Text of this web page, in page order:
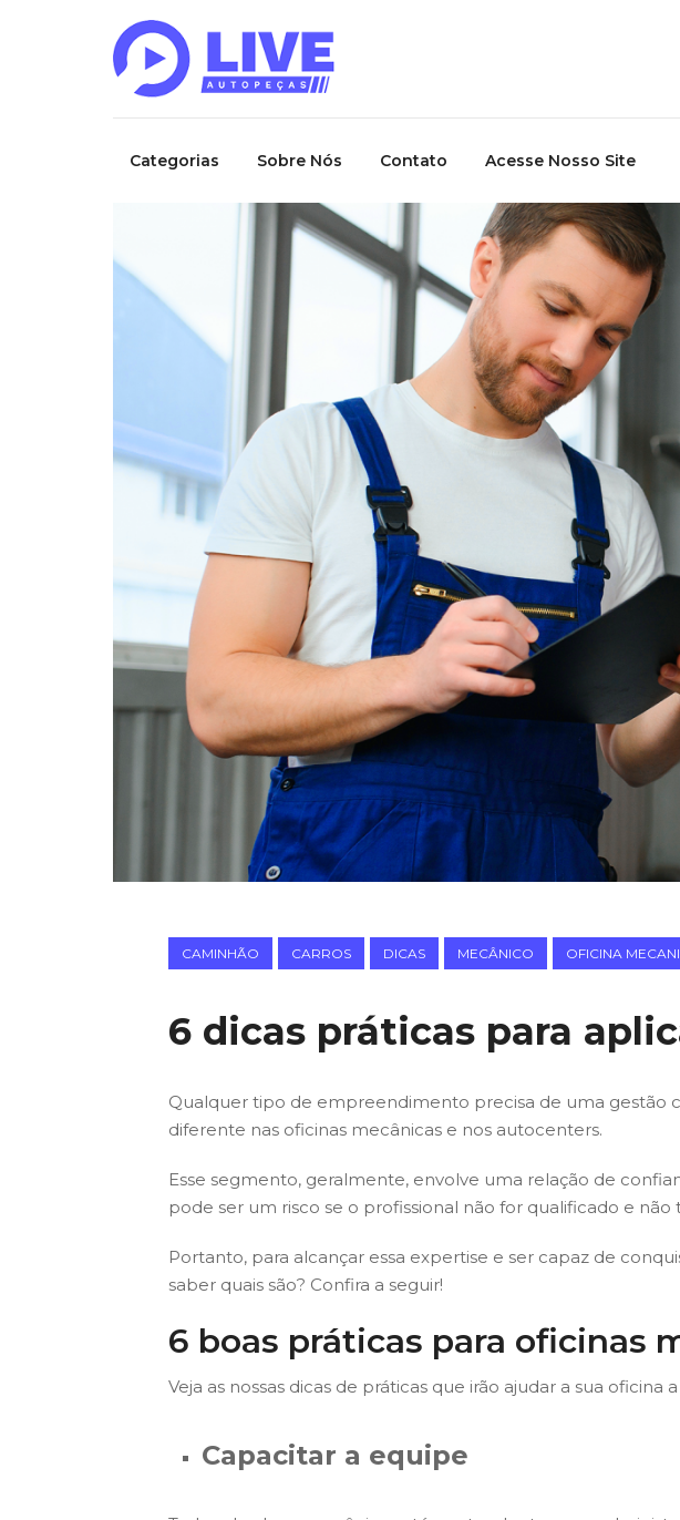
Categorias Sobre Nós Contato Acesse Nosso Site
CAMINHÃO CARROS DICAS MECÂNICO OFICINA
6 dicas práticas para
Qualquer tipo de empreendimento precisa de uma gestão
diferente nas oficinas mecânicas e nos autocenters.
Esse segmento, geralmente, envolve uma relação de
pode ser um risco se o profissional não for qualificado e não
Portanto, para alcançar essa expertise e ser capaz de
saber quais são? Confira a seguir!
6 boas práticas para oficinas
Veja as nossas dicas de práticas que irão ajudar a sua oficina
Capacitar a equipe